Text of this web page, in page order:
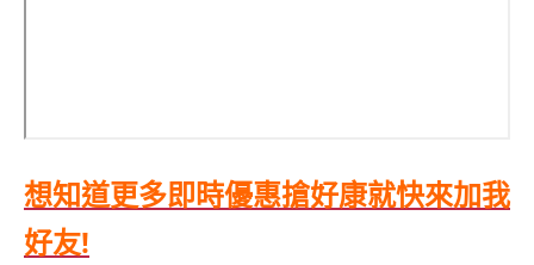
想知道更多即時優惠搶好康就快來加我
好友!